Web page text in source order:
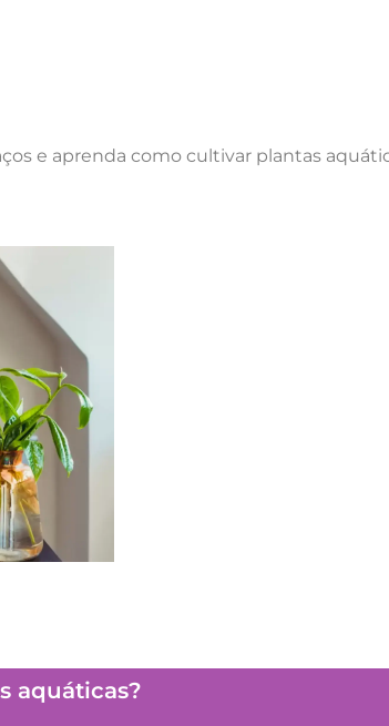
e aprenda como cultivar plantas
aquáticas?